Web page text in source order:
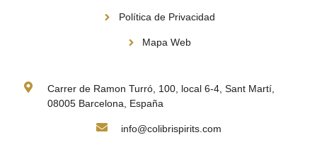
Política de Privacidad
Mapa Web
Carrer de Ramon Turró, 100, local 6-4, Sant Martí,
08005 Barcelona, España
info@colibrispirits.com